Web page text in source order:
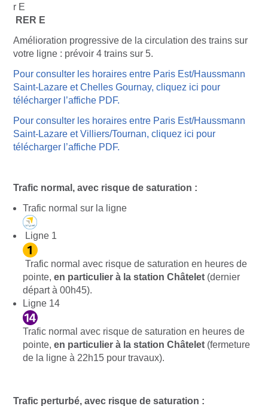
RER E
Amélioration progressive de la circulation des trains sur
votre ligne : prévoir 4 trains sur 5.
Pour consulter les horaires entre Paris Est/Haussmann
Saint-Lazare et Chelles Gournay, cliquez ici pour
télécharger l’affiche PDF.
Pour consulter les horaires entre Paris Est/Haussmann
Saint-Lazare et Villiers/Tournan, cliquez ici pour
télécharger l’affiche PDF.
Trafic normal, avec risque de saturation :
Trafic normal sur la ligne
Ligne 1
Trafic normal avec risque de saturation en heures de
pointe, en particulier à la station Châtelet (dernier
départ à 00h45).
Ligne 14
Trafic normal avec risque de saturation en heures de
pointe, en particulier à la station Châtelet (fermeture
de la ligne à 22h15 pour travaux).
Trafic perturbé, avec risque de saturation :